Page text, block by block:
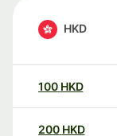
HKD
100 HKD
200 HKD